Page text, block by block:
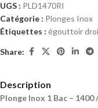
UGS : PLD1470RI
Catégorie : Plonges Inox
Étiquettes : égouttoir
Share:
Description
Plonge Inox 1 Bac –